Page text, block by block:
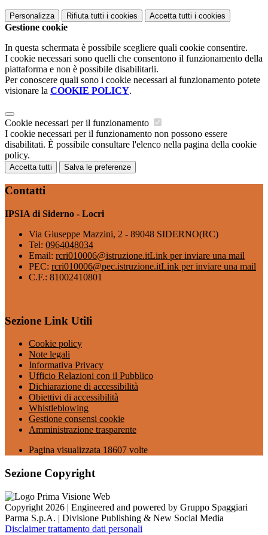
Personalizza Rifiuta tutti i cookies Accetta tutti i cookies
Gestione cookie
In questa schermata è possibile scegliere quali cookie consentire.
I cookie necessari sono quelli che consentono il funzionamento della
piattaforma e non è possibile disabilitarli.
Per conoscere quali sono i cookie necessari al funzionamento potete
visionare la COOKIE POLICY.
Cookie necessari per il funzionamento
I cookie necessari per il funzionamento non possono essere
disabilitati. È possibile consultare l'elenco nella pagina della cookie
policy.
Accetta tutti Salva le preferenze
Contatti
IPSIA di Siderno - Locri
Via Giuseppe Mazzini, 2 - 89048 SIDERNO(RC)
Tel: 0964048034
Email: rcri010006@istruzione.itLink per inviare una mail
PEC: rcri010006@pec.istruzione.itLink per inviare una mail
C.F.: 81002410801
Sezione Link Utili
Cookie policy
Note legali
Informativa Privacy
Ufficio Relazioni con il Pubblico
Dichiarazione di accessibilità
Obiettivi di accessibilità
Whistleblowing
Gestione consensi cookie
Amministrazione trasparente
Pagina visualizzata 18607 volte
Sezione Copyright
Copyright 2026 | Engineered and powered by Gruppo Spaggiari
Parma S.p.A. | Divisione Publishing & New Social Media
Disclaimer trattamento dati personali